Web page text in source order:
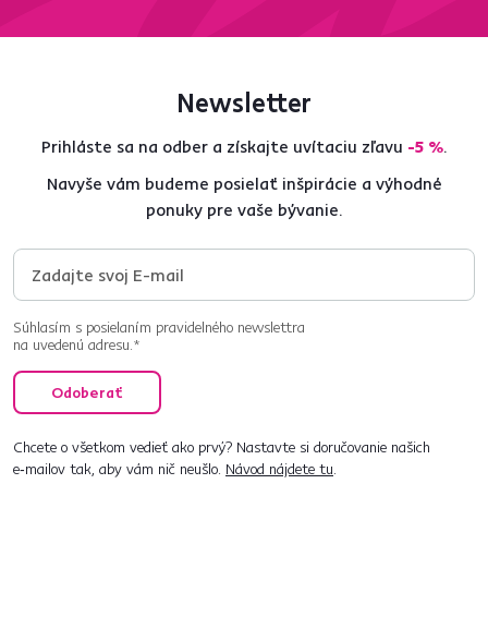
Newsletter
Prihláste sa na odber a získajte uvítaciu zľavu -5 %.
Navyše vám budeme posielať inšpirácie a výhodné
ponuky pre vaše bývanie.
Súhlasím s posielaním pravidelného newslettra
na uvedenú adresu.*
Odoberať
Chcete o všetkom vedieť ako prvý? Nastavte si doručovanie našich
e‑mailov tak, aby vám nič neušlo. Návod nájdete tu.